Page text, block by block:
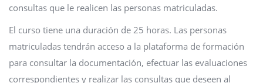
consultas que le realicen las personas matriculadas.
El curso tiene una duración de 25 horas. Las personas
matriculadas tendrán acceso a la plataforma de formación
para consultar la documentación, efectuar las evaluaciones
correspondientes y realizar las consultas que deseen al